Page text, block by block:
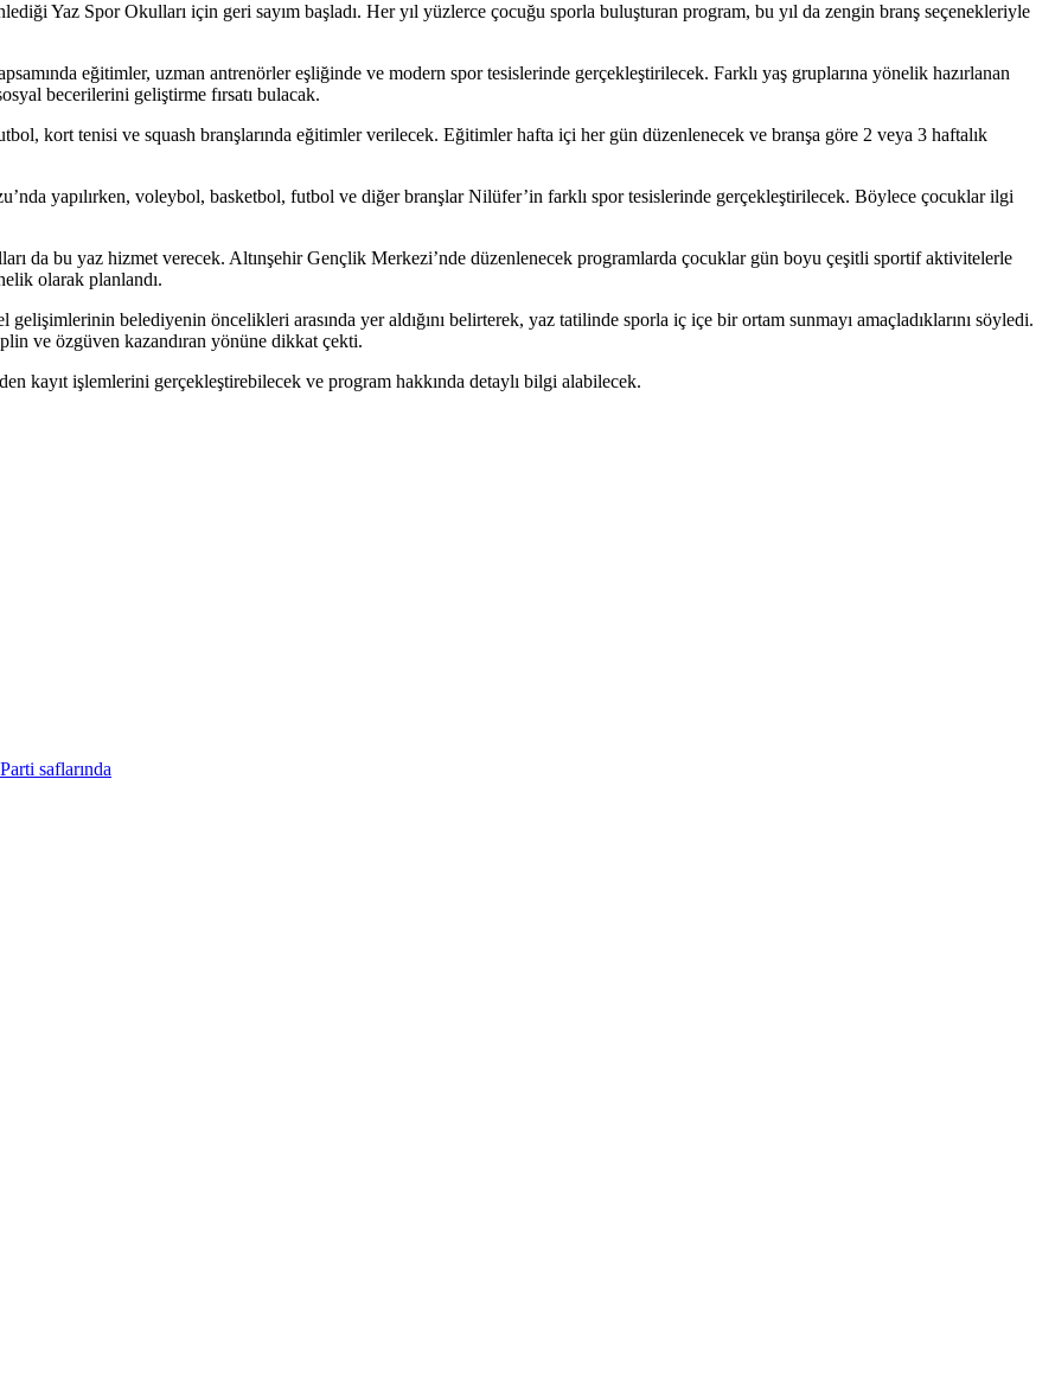
Yaz Spor Okulları için geri sayım başladı. Her yıl yüzlerce çocuğu sporla buluşturan program, bu yıl da zengin branş seçenekleriyle
eğitimler, uzman antrenörler eşliğinde ve modern spor tesislerinde gerçekleştirilecek. Farklı yaş gruplarına yönelik hazırlanan
becerilerini geliştirme fırsatı bulacak.
kort tenisi ve squash branşlarında eğitimler verilecek. Eğitimler hafta içi her gün düzenlenecek ve branşa göre 2 veya 3 haftalık
yapılırken, voleybol, basketbol, futbol ve diğer branşlar Nilüfer’in farklı spor tesislerinde gerçekleştirilecek. Böylece çocuklar ilgi
da bu yaz hizmet verecek. Altınşehir Gençlik Merkezi’nde düzenlenecek programlarda çocuklar gün boyu çeşitli sportif aktivitelerle
olarak planlandı.
belediyenin öncelikleri arasında yer aldığını belirterek, yaz tatilinde sporla iç içe bir ortam sunmayı amaçladıklarını söyledi.
ve özgüven kazandıran yönüne dikkat çekti.
kayıt işlemlerini gerçekleştirebilecek ve program hakkında detaylı bilgi alabilecek.